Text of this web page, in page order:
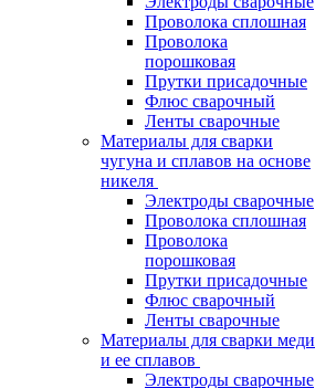
Проволока сплошная
Проволока
порошковая
Прутки присадочные
Флюс сварочный
Ленты сварочные
Материалы для сварки
чугуна и сплавов на основе
никеля
Электроды сварочные
Проволока сплошная
Проволока
порошковая
Прутки присадочные
Флюс сварочный
Ленты сварочные
Материалы для сварки меди
и ее сплавов
Электроды сварочные